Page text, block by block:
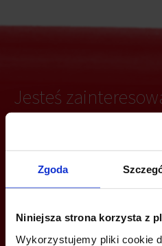
Zgoda
Niniejsza strona korzysta z
Wykorzystujemy pliki cookie
Jesteś
krakow@bazabiur.pl